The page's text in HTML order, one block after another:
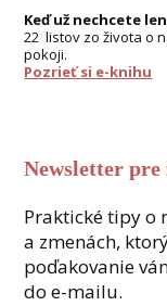
Keď už nechcete
22 listov zo života o
pokoji.
Pozrieť si e-knihu
Newsletter pre
Praktické tipy o
a zmenách,
poďakovanie
do e-mailu.